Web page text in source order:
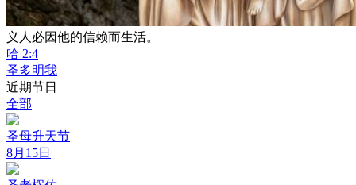
义人必因他的信赖而生活。
哈 2:4
圣多明我
近期节日
全部
圣母升天节
8月15日